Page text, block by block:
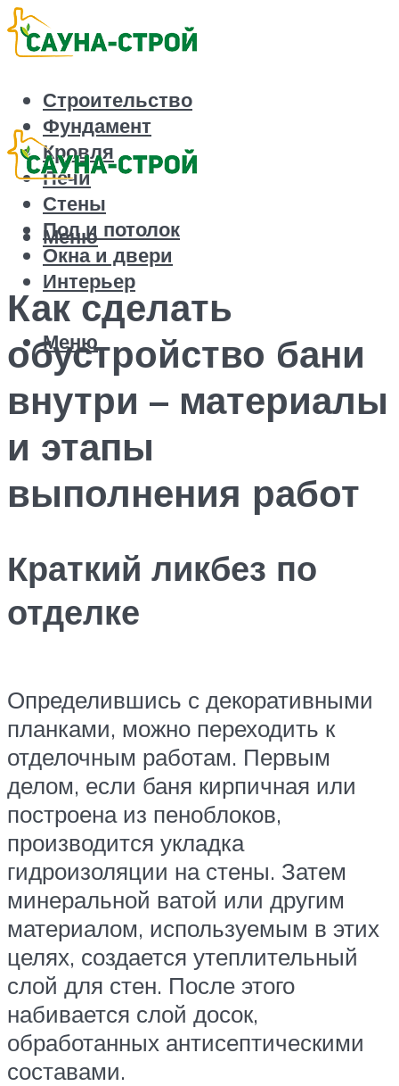
Строительство
Фундамент
Кровля
Печи
Стены
Пол и потолок
Окна и двери
Интерьер
Меню
Меню
Как сделать
обустройство бани
внутри – материалы
и этапы
выполнения работ
Краткий ликбез по
отделке
Определившись с декоративными
планками, можно переходить к
отделочным работам. Первым
делом, если баня кирпичная или
построена из пеноблоков,
производится укладка
гидроизоляции на стены. Затем
минеральной ватой или другим
материалом, используемым в этих
целях, создается утеплительный
слой для стен. После этого
набивается слой досок,
обработанных антисептическими
составами.